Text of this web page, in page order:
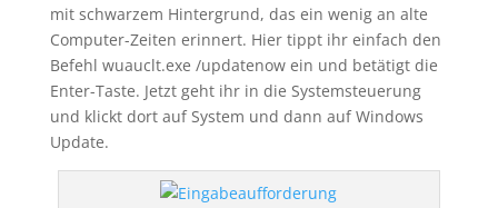
mit schwarzem Hintergrund, das ein wenig an alte
Computer-Zeiten erinnert. Hier tippt ihr einfach den
Befehl wuauclt.exe /updatenow ein und betätigt die
Enter-Taste. Jetzt geht ihr in die Systemsteuerung
und klickt dort auf System und dann auf Windows
Update.